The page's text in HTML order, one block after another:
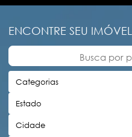
ENCONTRE SEU
Categorias
Estado
Cidade